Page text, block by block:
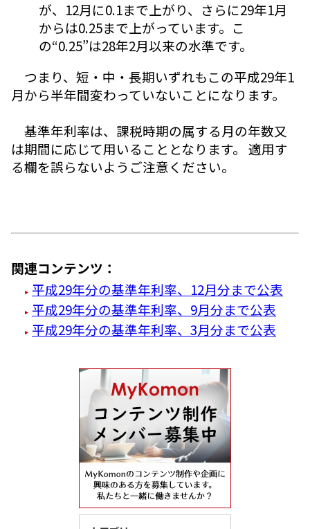
が、12月に0.1まで上がり、さらに29年1月
からは0.25まで上がっています。こ
の“0.25”は28年2月以来の水準です。
つまり、短・中・長期いずれもこの平成29年1
月から半年間変わっていないことになります。
基準年利率は、課税時期の属する月の年数又
は期間に応じて用いることとなります。 適用す
る欄を誤らないようご注意ください。
関連コンテンツ：
平成29年分の基準年利率、12月分まで公表
平成29年分の基準年利率、9月分まで公表
平成29年分の基準年利率、3月分まで公表